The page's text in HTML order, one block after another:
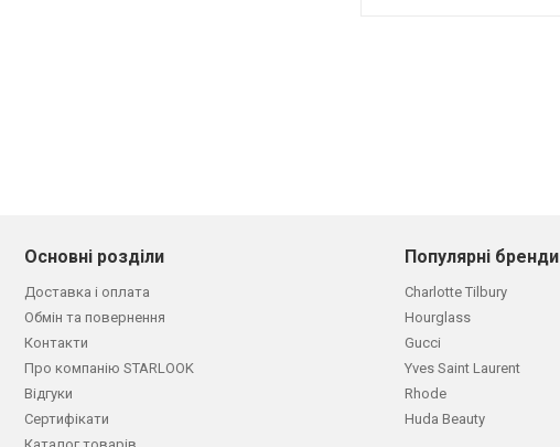
Основні розділи
Доставка і оплата
Обмін та повернення
Контакти
Про компанію STARLOOK
Відгуки
Сертифікати
Популярні бренди
Charlotte Tilbury
Hourglass
Gucci
Yves Saint Laurent
Rhode
Huda Beauty